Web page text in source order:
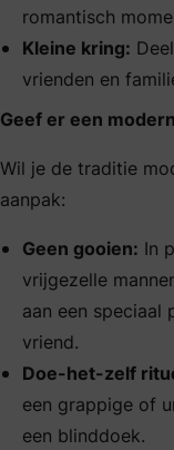
romantisch
Kleine kring:
vrienden en
Geef er een
Wil je de traditie
aanpak:
Geen gooien: In
vrijgezelle
aan een speciaal
vriend.
Doe-het-zelf
een grappige of
een blinddoek.